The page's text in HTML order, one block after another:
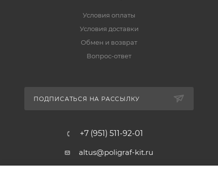
Условия оплаты
Условия доставки
Обмен и возврат
Вопрос-ответ
ПОДПИСАТЬСЯ НА РАССЫЛКУ
+7 (951) 511-92-01
altus@poligraf-kit.ru